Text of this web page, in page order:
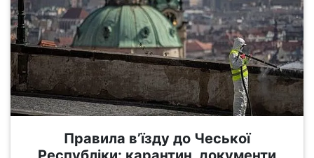
Правила в’їзду до Чеської